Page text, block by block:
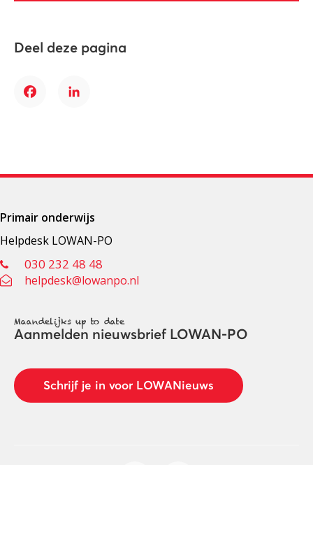
Deel deze pagina
FacebookLinkedIn
Primair onderwijs
Helpdesk LOWAN-PO
030 232 48 48
helpdesk@lowanpo.nl
Maandelijks up to date
Aanmelden nieuwsbrief LOWAN-PO
Schrijf je in voor LOWANieuws